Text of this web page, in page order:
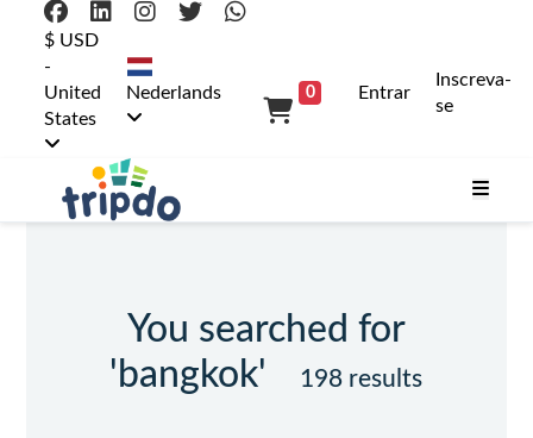
$ USD
-
United
States
Nederlands 0 Entrar
Inscreva-
se
You searched for
'bangkok'
198 results